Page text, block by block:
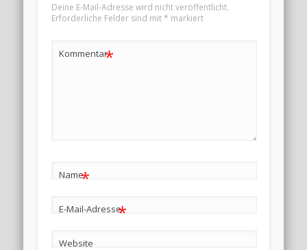
Deine E-Mail-Adresse wird nicht veröffentlicht.
Erforderliche Felder sind mit* markiert
Kommentar*
Name*
E-Mail-Adresse*
Website